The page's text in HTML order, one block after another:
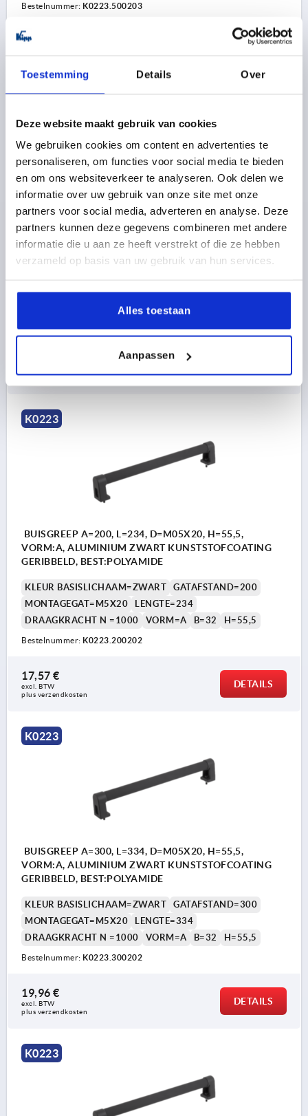
Toestemming Details Over
Deze website maakt gebruik van cookies
We gebruiken cookies om content en advertenties te
personaliseren, om functies voor social media te bieden
en om ons websiteverkeer te analyseren. Ook delen we
informatie over uw gebruik van onze site met onze
partners voor social media, adverteren en analyse. Deze
partners kunnen deze gegevens combineren met andere
informatie die u aan ze heeft verstrekt of die ze hebben
verzameld op basis van uw gebruik van hun services.
Alles toestaan
Aanpassen
Bestelnummer: K0223.500203
20,70 €
BUISGREEP A=150, L=184, D=M05X20, H=55,5,
VORM:A, ALUMINIUM ZWART KUNSTSTOFCOATING
GERIBBELD, BEST:POLYAMIDE
plus verzendkosten
K0223
BUISGREEP A=200, L=234, D=M05X20, H=55,5,
VORM:A, ALUMINIUM ZWART KUNSTSTOFCOATING
GERIBBELD, BEST:POLYAMIDE
KLEUR BASISLICHAAM=ZWART
GATAFSTAND=200
MONTAGEGAT=M5X20
LENGTE=234
DRAAGKRACHT N =1000
VORM=A B=32 H=55,5
Bestelnummer: K0223.200202
17,57 €
excl. BTW
plus verzendkosten
DETAILS
K0223
BUISGREEP A=300, L=334, D=M05X20, H=55,5,
VORM:A, ALUMINIUM ZWART KUNSTSTOFCOATING
GERIBBELD, BEST:POLYAMIDE
KLEUR BASISLICHAAM=ZWART
GATAFSTAND=300
MONTAGEGAT=M5X20
LENGTE=334
DRAAGKRACHT N =1000
VORM=A B=32 H=55,5
Bestelnummer: K0223.300202
19,96 €
excl. BTW
plus verzendkosten
DETAILS
K0223